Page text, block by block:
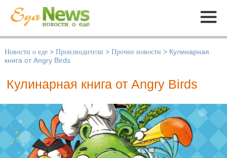
Меню
Новости о еде > Производители > Прочие новости > Кулинарная
книга от Angry Birds
Кулинарная книга от Angry Birds